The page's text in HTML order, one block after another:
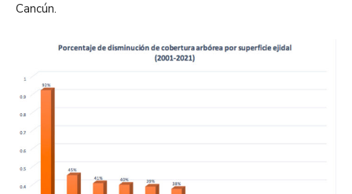
Cancún.